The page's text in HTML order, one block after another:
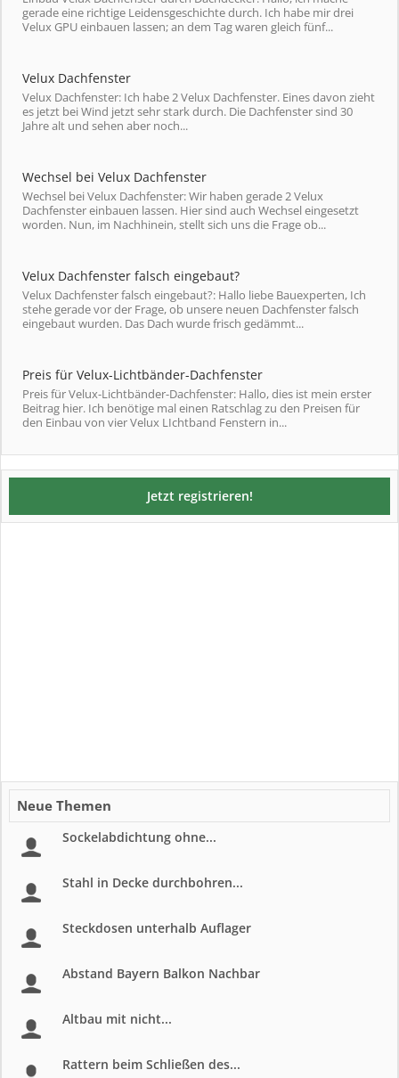
gerade eine richtige Leidensgeschichte durch. Ich habe mir drei
Velux GPU einbauen lassen; an dem Tag waren gleich fünf...
Velux Dachfenster
Velux Dachfenster: Ich habe 2 Velux Dachfenster. Eines davon zieht
es jetzt bei Wind jetzt sehr stark durch. Die Dachfenster sind 30
Jahre alt und sehen aber noch...
Wechsel bei Velux Dachfenster
Wechsel bei Velux Dachfenster: Wir haben gerade 2 Velux
Dachfenster einbauen lassen. Hier sind auch Wechsel eingesetzt
worden. Nun, im Nachhinein, stellt sich uns die Frage ob...
Velux Dachfenster falsch eingebaut?
Velux Dachfenster falsch eingebaut?: Hallo liebe Bauexperten, Ich
stehe gerade vor der Frage, ob unsere neuen Dachfenster falsch
eingebaut wurden. Das Dach wurde frisch gedämmt...
Preis für Velux-Lichtbänder-Dachfenster
Preis für Velux-Lichtbänder-Dachfenster: Hallo, dies ist mein erster
Beitrag hier. Ich benötige mal einen Ratschlag zu den Preisen für
den Einbau von vier Velux LIchtband Fenstern in...
Jetzt registrieren!
Neue Themen
Sockelabdichtung ohne...
Stahl in Decke durchbohren...
Steckdosen unterhalb Auflager
Abstand Bayern Balkon Nachbar
Altbau mit nicht...
Rattern beim Schließen des...